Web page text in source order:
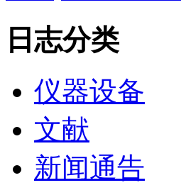
日志分类
仪器设备
文献
新闻通告